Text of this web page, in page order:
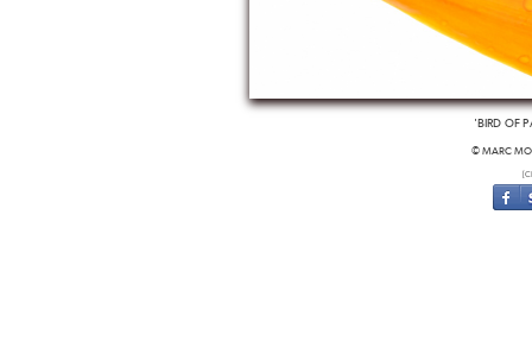
'BIRD OF
© MARC